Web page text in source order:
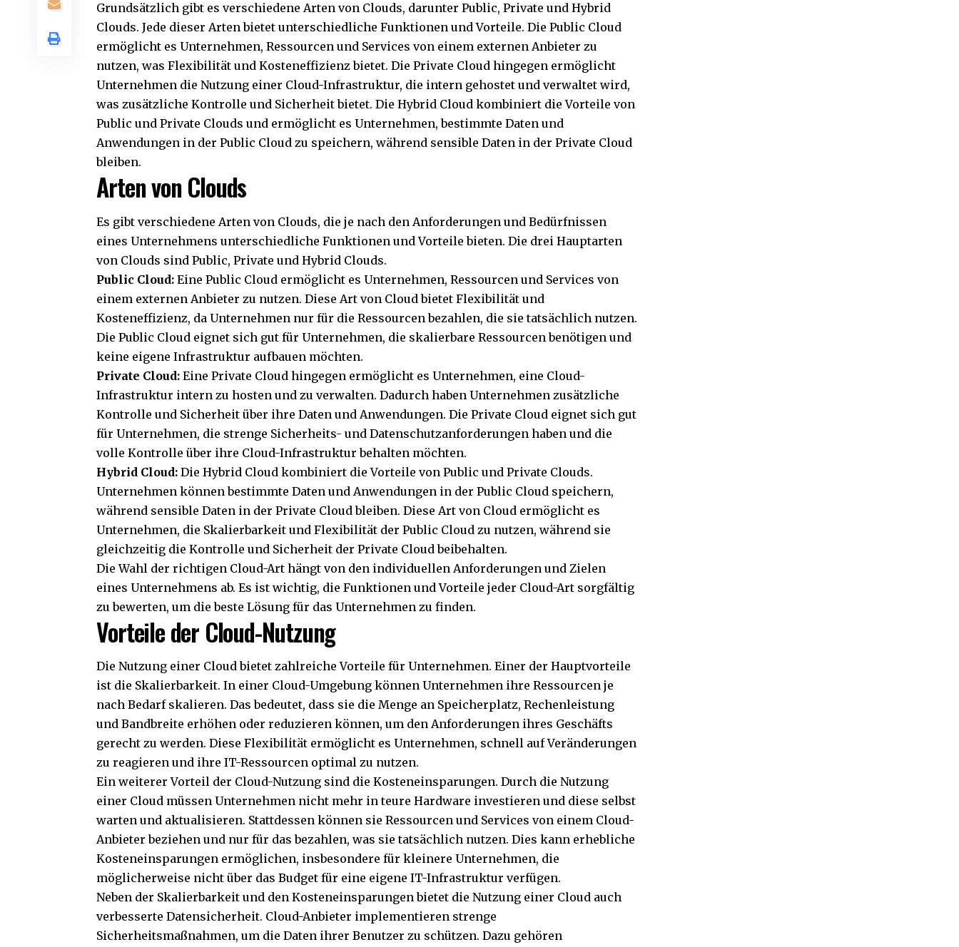
Grundsätzlich gibt es verschiedene Arten von Clouds, darunter Public, Private und Hybrid
Clouds. Jede dieser Arten bietet unterschiedliche Funktionen und Vorteile. Die Public Cloud
ermöglicht es Unternehmen, Ressourcen und Services von einem externen Anbieter zu
nutzen, was Flexibilität und Kosteneffizienz bietet. Die Private Cloud hingegen ermöglicht
Unternehmen die Nutzung einer Cloud-Infrastruktur, die intern gehostet und verwaltet wird,
was zusätzliche Kontrolle und Sicherheit bietet. Die Hybrid Cloud kombiniert die Vorteile von
Public und Private Clouds und ermöglicht es Unternehmen, bestimmte Daten und
Anwendungen in der Public Cloud zu speichern, während sensible Daten in der Private Cloud
bleiben.
Arten von Clouds
Es gibt verschiedene Arten von Clouds, die je nach den Anforderungen und Bedürfnissen
eines Unternehmens unterschiedliche Funktionen und Vorteile bieten. Die drei Hauptarten
von Clouds sind Public, Private und Hybrid Clouds.
Public Cloud: Eine Public Cloud ermöglicht es Unternehmen, Ressourcen und Services von
einem externen Anbieter zu nutzen. Diese Art von Cloud bietet Flexibilität und
Kosteneffizienz, da Unternehmen nur für die Ressourcen bezahlen, die sie tatsächlich nutzen.
Die Public Cloud eignet sich gut für Unternehmen, die skalierbare Ressourcen benötigen und
keine eigene Infrastruktur aufbauen möchten.
Private Cloud: Eine Private Cloud hingegen ermöglicht es Unternehmen, eine Cloud-
Infrastruktur intern zu hosten und zu verwalten. Dadurch haben Unternehmen zusätzliche
Kontrolle und Sicherheit über ihre Daten und Anwendungen. Die Private Cloud eignet sich gut
für Unternehmen, die strenge Sicherheits- und Datenschutzanforderungen haben und die
volle Kontrolle über ihre Cloud-Infrastruktur behalten möchten.
Hybrid Cloud: Die Hybrid Cloud kombiniert die Vorteile von Public und Private Clouds.
Unternehmen können bestimmte Daten und Anwendungen in der Public Cloud speichern,
während sensible Daten in der Private Cloud bleiben. Diese Art von Cloud ermöglicht es
Unternehmen, die Skalierbarkeit und Flexibilität der Public Cloud zu nutzen, während sie
gleichzeitig die Kontrolle und Sicherheit der Private Cloud beibehalten.
Die Wahl der richtigen Cloud-Art hängt von den individuellen Anforderungen und Zielen
eines Unternehmens ab. Es ist wichtig, die Funktionen und Vorteile jeder Cloud-Art sorgfältig
zu bewerten, um die beste Lösung für das Unternehmen zu finden.
Vorteile der Cloud-Nutzung
Die Nutzung einer Cloud bietet zahlreiche Vorteile für Unternehmen. Einer der Hauptvorteile
ist die Skalierbarkeit. In einer Cloud-Umgebung können Unternehmen ihre Ressourcen je
nach Bedarf skalieren. Das bedeutet, dass sie die Menge an Speicherplatz, Rechenleistung
und Bandbreite erhöhen oder reduzieren können, um den Anforderungen ihres Geschäfts
gerecht zu werden. Diese Flexibilität ermöglicht es Unternehmen, schnell auf Veränderungen
zu reagieren und ihre IT-Ressourcen optimal zu nutzen.
Ein weiterer Vorteil der Cloud-Nutzung sind die Kosteneinsparungen. Durch die Nutzung
einer Cloud müssen Unternehmen nicht mehr in teure Hardware investieren und diese selbst
warten und aktualisieren. Stattdessen können sie Ressourcen und Services von einem Cloud-
Anbieter beziehen und nur für das bezahlen, was sie tatsächlich nutzen. Dies kann erhebliche
Kosteneinsparungen ermöglichen, insbesondere für kleinere Unternehmen, die
möglicherweise nicht über das Budget für eine eigene IT-Infrastruktur verfügen.
Neben der Skalierbarkeit und den Kosteneinsparungen bietet die Nutzung einer Cloud auch
verbesserte Datensicherheit. Cloud-Anbieter implementieren strenge
Sicherheitsmaßnahmen, um die Daten ihrer Benutzer zu schützen. Dazu gehören